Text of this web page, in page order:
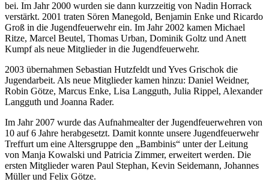
bei. Im Jahr 2000 wurden sie dann kurzzeitig von Nadin Horrack
verstärkt. 2001 traten Sören Manegold, Benjamin Enke und Ricardo
Groß in die Jugendfeuerwehr ein. Im Jahr 2002 kamen Michael
Ritze, Marcel Beutel, Thomas Urban, Dominik Goltz und Anett
Kumpf als neue Mitglieder in die Jugendfeuerwehr.
2003 übernahmen Sebastian Hutzfeldt und Yves Grischok die
Jugendarbeit. Als neue Mitglieder kamen hinzu: Daniel Weidner,
Robin Götze, Marcus Enke, Lisa Langguth, Julia Rippel, Alexander
Langguth und Joanna Rader.
Im Jahr 2007 wurde das Aufnahmealter der Jugendfeuerwehren von
10 auf 6 Jahre herabgesetzt. Damit konnte unsere Jugendfeuerwehr
Treffurt um eine Altersgruppe den „Bambinis“ unter der Leitung
von Manja Kowalski und Patricia Zimmer, erweitert werden. Die
ersten Mitglieder waren Paul Stephan, Kevin Seidemann, Johannes
Müller und Felix Götze.